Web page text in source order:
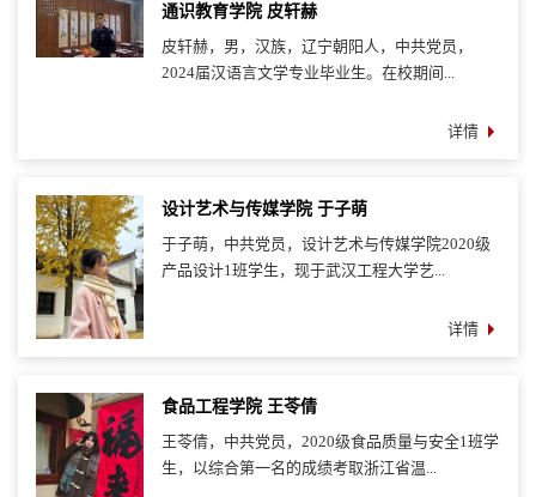
通识教育学院 皮轩赫
皮轩赫，男，汉族，辽宁朝阳人，中共党员，
2024届汉语言文学专业毕业生。在校期间...
详情
设计艺术与传媒学院 于子萌
于子萌，中共党员，设计艺术与传媒学院2020级
产品设计1班学生，现于武汉工程大学艺...
详情
食品工程学院 王苓倩
王苓倩，中共党员，2020级食品质量与安全1班学
生，以综合第一名的成绩考取浙江省温...